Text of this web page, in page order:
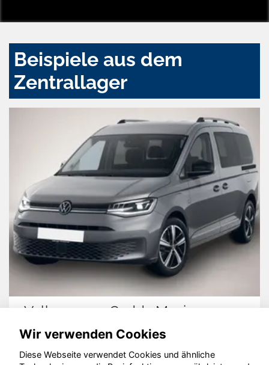
Beispiele aus dem
Zentrallager
Volkswagen Caddy Maxi
Wir verwenden Cookies
Diese Webseite verwendet Cookies und ähnliche